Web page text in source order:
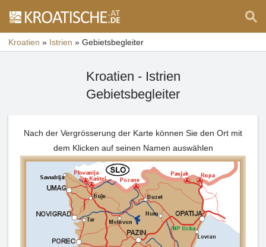
Kroatien » Istrien » Gebietsbegleiter
Kroatien - Istrien
Gebietsbegleiter
Nach der Vergrösserung der Karte können Sie den Ort mit
dem Klicken auf seinen Namen auswählen